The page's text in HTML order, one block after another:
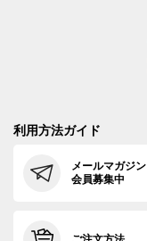
利用方法ガイド
メールマガジン
会員募集中